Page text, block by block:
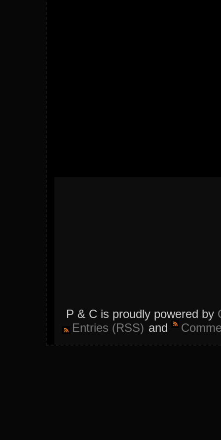
P & C is proudly powered by
Entries (RSS) and